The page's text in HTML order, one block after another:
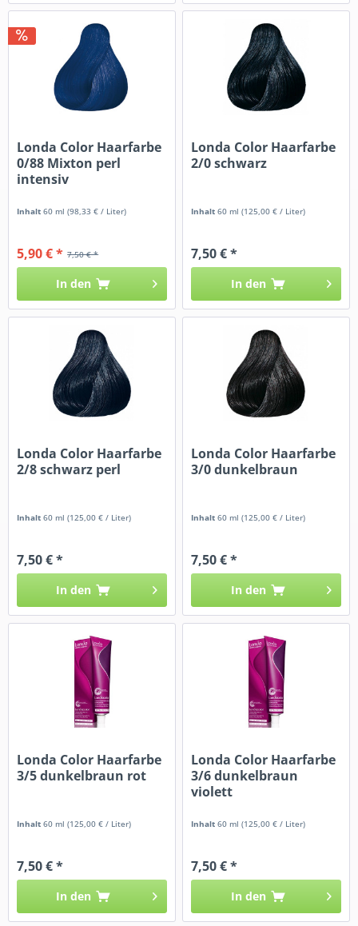
Londa Color Haarfarbe
0/88 Mixton perl
intensiv
Inhalt60 ml(98,33 € / Liter)
7,50 € *
5,90 € *
In den
Londa Color Haarfarbe
2/0 schwarz
Inhalt60 ml(125,00 € / Liter)
7,50 € *
In den
Londa Color Haarfarbe
2/8 schwarz perl
Inhalt60 ml(125,00 € / Liter)
7,50 € *
In den
Londa Color Haarfarbe
3/0 dunkelbraun
Inhalt60 ml(125,00 € / Liter)
7,50 € *
In den
Londa Color Haarfarbe
3/5 dunkelbraun rot
Inhalt60 ml(125,00 € / Liter)
7,50 € *
In den
Londa Color Haarfarbe
3/6 dunkelbraun
violett
Inhalt60 ml(125,00 € / Liter)
7,50 € *
In den